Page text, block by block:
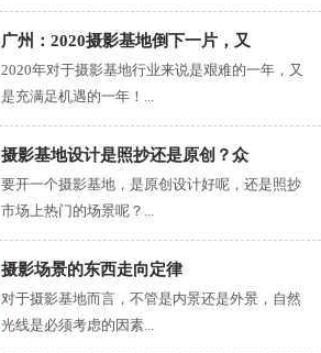
广州：2020摄影基地倒下一片，又
2020年对于摄影基地行业来说是艰难的一年，又
是充满足机遇的一年！...
摄影基地设计是照抄还是原创？众
要开一个摄影基地，是原创设计好呢，还是照抄
市场上热门的场景呢？...
摄影场景的东西走向定律
对于摄影基地而言，不管是内景还是外景，自然
光线是必须考虑的因素...